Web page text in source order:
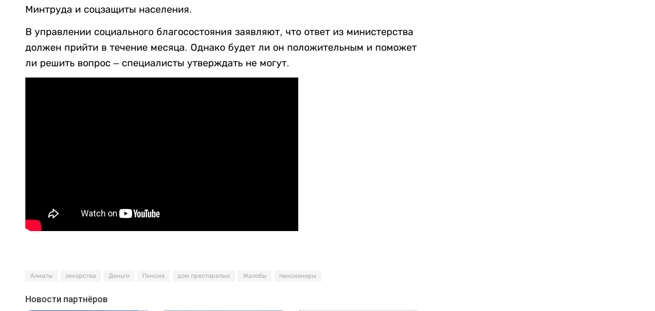
Минтруда и соцзащиты населения.
В управлении социального благосостояния заявляют, что ответ из министерства
должен прийти в течение месяца. Однако будет ли он положительным и поможет
ли решить вопрос – специалисты утверждать не могут.
Алматы лекарства Деньги Пенсия дом престарелых Жалобы пенсионеры